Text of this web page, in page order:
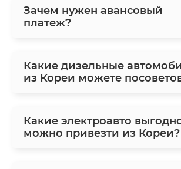
Зачем нужен авансовый
платеж?
Какие дизельные
из Кореи можете
Какие электроавто
можно привезти из Кореи?